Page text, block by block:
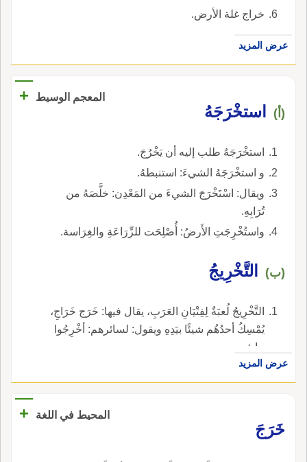
خراج غلة الأرض.
عرض المزيد
المعجم الوسيط +
(أ) استخْرَجَهُ
استخْرَجَهُ طلب إليه أن يَخْرُجَ.
و استخْرَجَهُ الشيءَ: استنبطهُ.
ويقال: اسْتَخْرَجَ الشيءَ من المَعْدِن: خلَّصَهُ من
تُرَابِهِ.
واستُخْرِجَتِ الأَرضُ: أُصْلِحَت للزِّرَاعَةِ والغِرَاسة.
(ب) التَّخْرِيجُ
التَّخْرِيجُ لُعبَةٌ لِفِتْيَانِ العَرَبِ، يقال فيها: خَرَج خَرَاجِ،
يُمْسِكُ أحدُهُم شيئًا بيَدِهِ ويقول: لسائرهم: أخْرِجُوا
ما في يدي.
عرض المزيد
المحيط في اللغة
+
خَرَجَ